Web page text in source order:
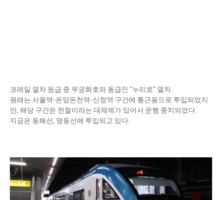
코레일 열차 등급 중 무궁화호와 동급인 "누리로" 열차.
원래는 서울역-온양온천역-신창역 구간에 통근용으로 투입되었지
만, 해당 구간은 전철이라는 대체제가 있어서 운행 중지되었다.
지금은 동해선, 영동선에 투입되고 있다.